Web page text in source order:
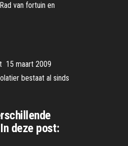
van fortuin en
15 maart 2009
bestaat al sinds
deze post: